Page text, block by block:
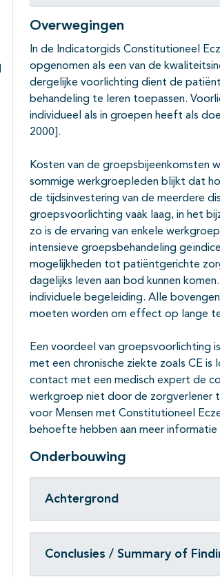
Subpagina's open- en dichtklappen
Overwegingen
In de Indicatorgids Constitutioneel
opgenomen als een van de
dergelijke voorlichting dient de
behandeling te leren toepassen.
individueel als in groepen heeft als
2000].
Kosten van de groepsbijeenkomsten
sommige werkgroepleden blijkt dat
de tijdsinvestering van de meerdere
groepsvoorlichting vaak laag, in het
zo is de ervaring van enkele
intensieve groepsbehandeling
mogelijkheden tot patiëntgerichte
dagelijks leven aan bod kunnen
individuele begeleiding. Alle
moeten worden om effect op lange
Een voordeel van
met een chronische ziekte zoals CE
contact met een medisch expert de
werkgroep niet door de zorgverlener
voor Mensen met Constitutioneel
behoefte hebben aan meer informatie
Onderbouwing
Achtergrond
Conclusies / Summary of